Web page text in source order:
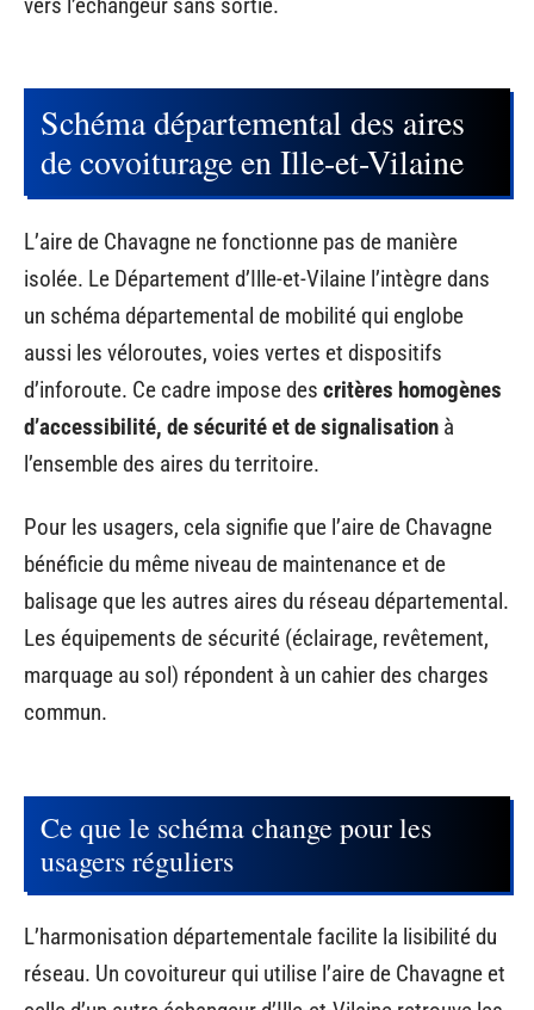
Schéma départemental des aires
de covoiturage en Ille-et-Vilaine
L’aire de Chavagne ne fonctionne pas de manière
isolée. Le Département d’Ille-et-Vilaine l’intègre dans
un schéma départemental de mobilité qui englobe
aussi les véloroutes, voies vertes et dispositifs
d’inforoute. Ce cadre impose des critères homogènes
d’accessibilité, de sécurité et de signalisation à
l’ensemble des aires du territoire.
Pour les usagers, cela signifie que l’aire de Chavagne
bénéficie du même niveau de maintenance et de
balisage que les autres aires du réseau départemental.
Les équipements de sécurité (éclairage, revêtement,
marquage au sol) répondent à un cahier des charges
commun.
Ce que le schéma change pour les
usagers réguliers
L’harmonisation départementale facilite la lisibilité du
réseau. Un covoitureur qui utilise l’aire de Chavagne et